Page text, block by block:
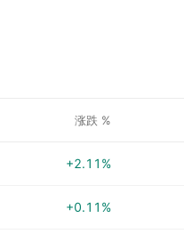
涨跌 %
+2.11%
+0.11%